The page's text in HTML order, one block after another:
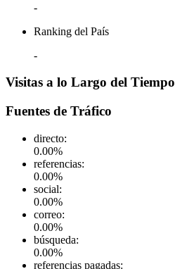
-
Ranking del País
-
Visitas a lo Largo del Tiempo
Fuentes de Tráfico
directo:
0.00%
referencias:
0.00%
social:
0.00%
correo:
0.00%
búsqueda:
0.00%
referencias pagadas: